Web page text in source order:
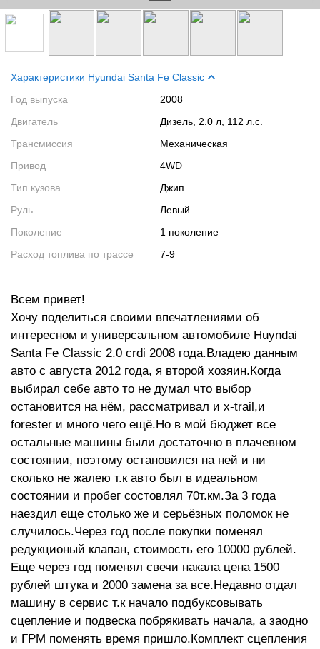
Характеристики Hyundai Santa Fe Classic
Год выпуска
2008
Двигатель
Дизель, 2.0 л, 112 л.с.
Трансмиссия
Механическая
Привод
4WD
Тип кузова
Джип
Руль
Левый
Поколение
1 поколение
Расход топлива по трассе
7-9
Всем привет!
Хочу поделиться своими впечатлениями об
интересном и универсальном автомобиле Huyndai
Santa Fe Classic 2.0 crdi 2008 года.Владею данным
авто с августа 2012 года, я второй хозяин.Когда
выбирал себе авто то не думал что выбор
остановится на нём, рассматривал и x-trail,и
forester и много чего ещё.Но в мой бюджет все
остальные машины были достаточно в плачевном
состоянии, поэтому остановился на ней и ни
сколько не жалею т.к авто был в идеальном
состоянии и пробег состовлял 70т.км.За 3 года
наездил еще столько же и серьёзных поломок не
случилось.Через год после покупки поменял
редукционый клапан, стоимость его 10000 рублей.
Еще через год поменял свечи накала цена 1500
рублей штука и 2000 замена за все.Недавно отдал
машину в сервис т.к начало подбуксовывать
сцепление и подвеска побрякивать начала, а заодно
и ГРМ поменять время пришло.Комплект сцепления